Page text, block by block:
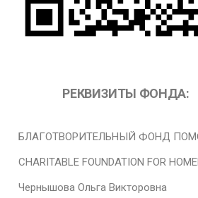
РЕКВИЗИТЫ ФОНДА:
БЛАГОТВОРИТЕЛЬНЫЙ ФОНД
CHARITABLE FOUNDATION FOR
Чернышова Ольга Викторовна